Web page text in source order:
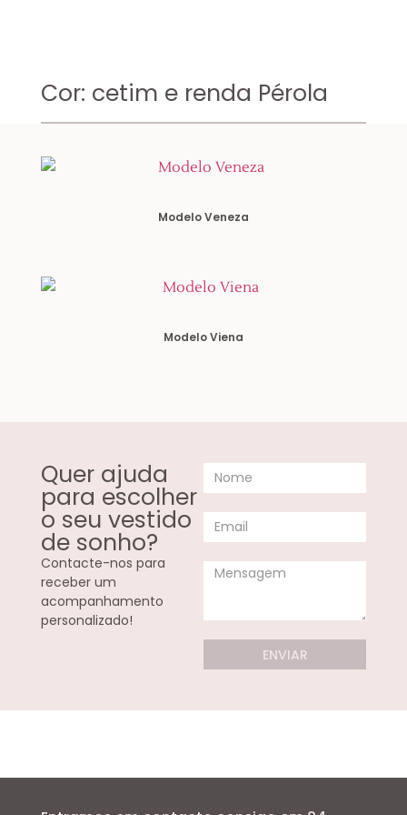
Cor: cetim e renda Pérola
Modelo Veneza
Modelo Viena
Quer ajuda
para escolher
o seu vestido
de sonho?
Contacte-nos para
receber um
acompanhamento
personalizado!
ENVIAR